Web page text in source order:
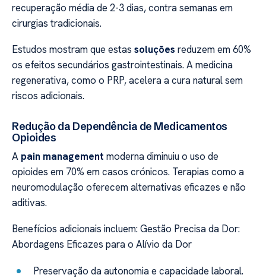
recuperação média de 2-3 dias, contra semanas em
cirurgias tradicionais.
Estudos mostram que estas soluções reduzem em 60%
os efeitos secundários gastrointestinais. A medicina
regenerativa, como o PRP, acelera a cura natural sem
riscos adicionais.
Redução da Dependência de Medicamentos
Opioides
A pain management moderna diminuiu o uso de
opioides em 70% em casos crónicos. Terapias como a
neuromodulação oferecem alternativas eficazes e não
aditivas.
Benefícios adicionais incluem: Gestão Precisa da Dor:
Abordagens Eficazes para o Alívio da Dor
Preservação da autonomia e capacidade laboral.